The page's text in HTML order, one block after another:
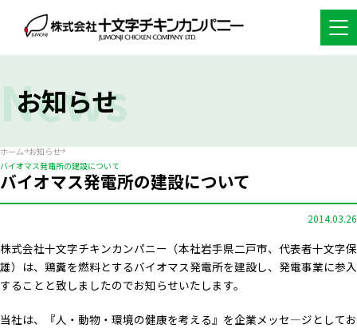
お知らせ
News
ホーム お知らせ
バイオマス発電所の建設について
バイオマス発電所の建設について
2014.03.26
株式会社十文字チキンカンパニー（本社岩手県二戸市、代表者十文字保
雄）は、鶏糞を燃料とするバイオマス発電所を建設し、発電事業に参入
することと致しましたのでお知らせいたします。
当社は、『人・動物・環境の健康を考える』を企業メッセ―ジとしてお